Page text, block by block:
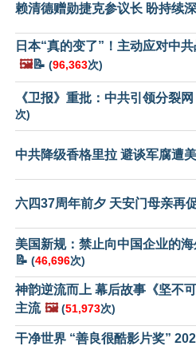
赖清德赠勋捷克参议长 盼持续
日本“真的变了”！主动应对中
🖼️📝 (96,363次)
《卫报》重批：中共引领分裂
次)
中共降级香格里拉 避谈军腐遭
六四37周年前夕 天安门母亲再
美国新规：禁止向中国企业的
📝 (46,696次)
神韵逆流而上 幕后故事《坚不
主流 🖼️ (51,973次)
干净世界 “善良很酷影片奖”